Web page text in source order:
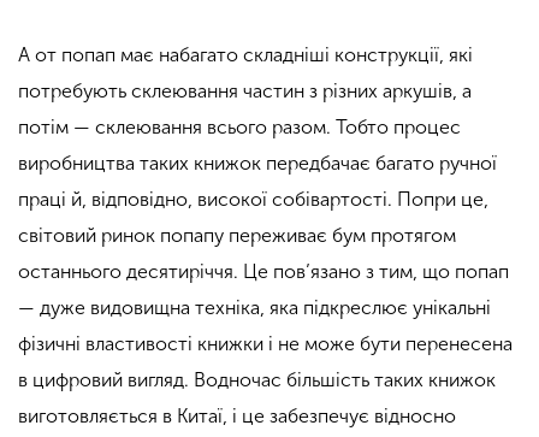
А от попап має набагато складніші конструкції, які
потребують склеювання частин з різних аркушів, а
потім — склеювання всього разом. Тобто процес
виробництва таких книжок передбачає багато ручної
праці й, відповідно, високої собівартості. Попри це,
світовий ринок попапу переживає бум протягом
останнього десятиріччя. Це пов’язано з тим, що попап
— дуже видовищна техніка, яка підкреслює унікальні
фізичні властивості книжки і не може бути перенесена
в цифровий вигляд. Водночас більшість таких книжок
виготовляється в Китаї, і це забезпечує відносно